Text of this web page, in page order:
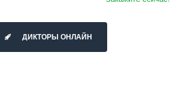
ДИКТОРЫ ОНЛАЙН